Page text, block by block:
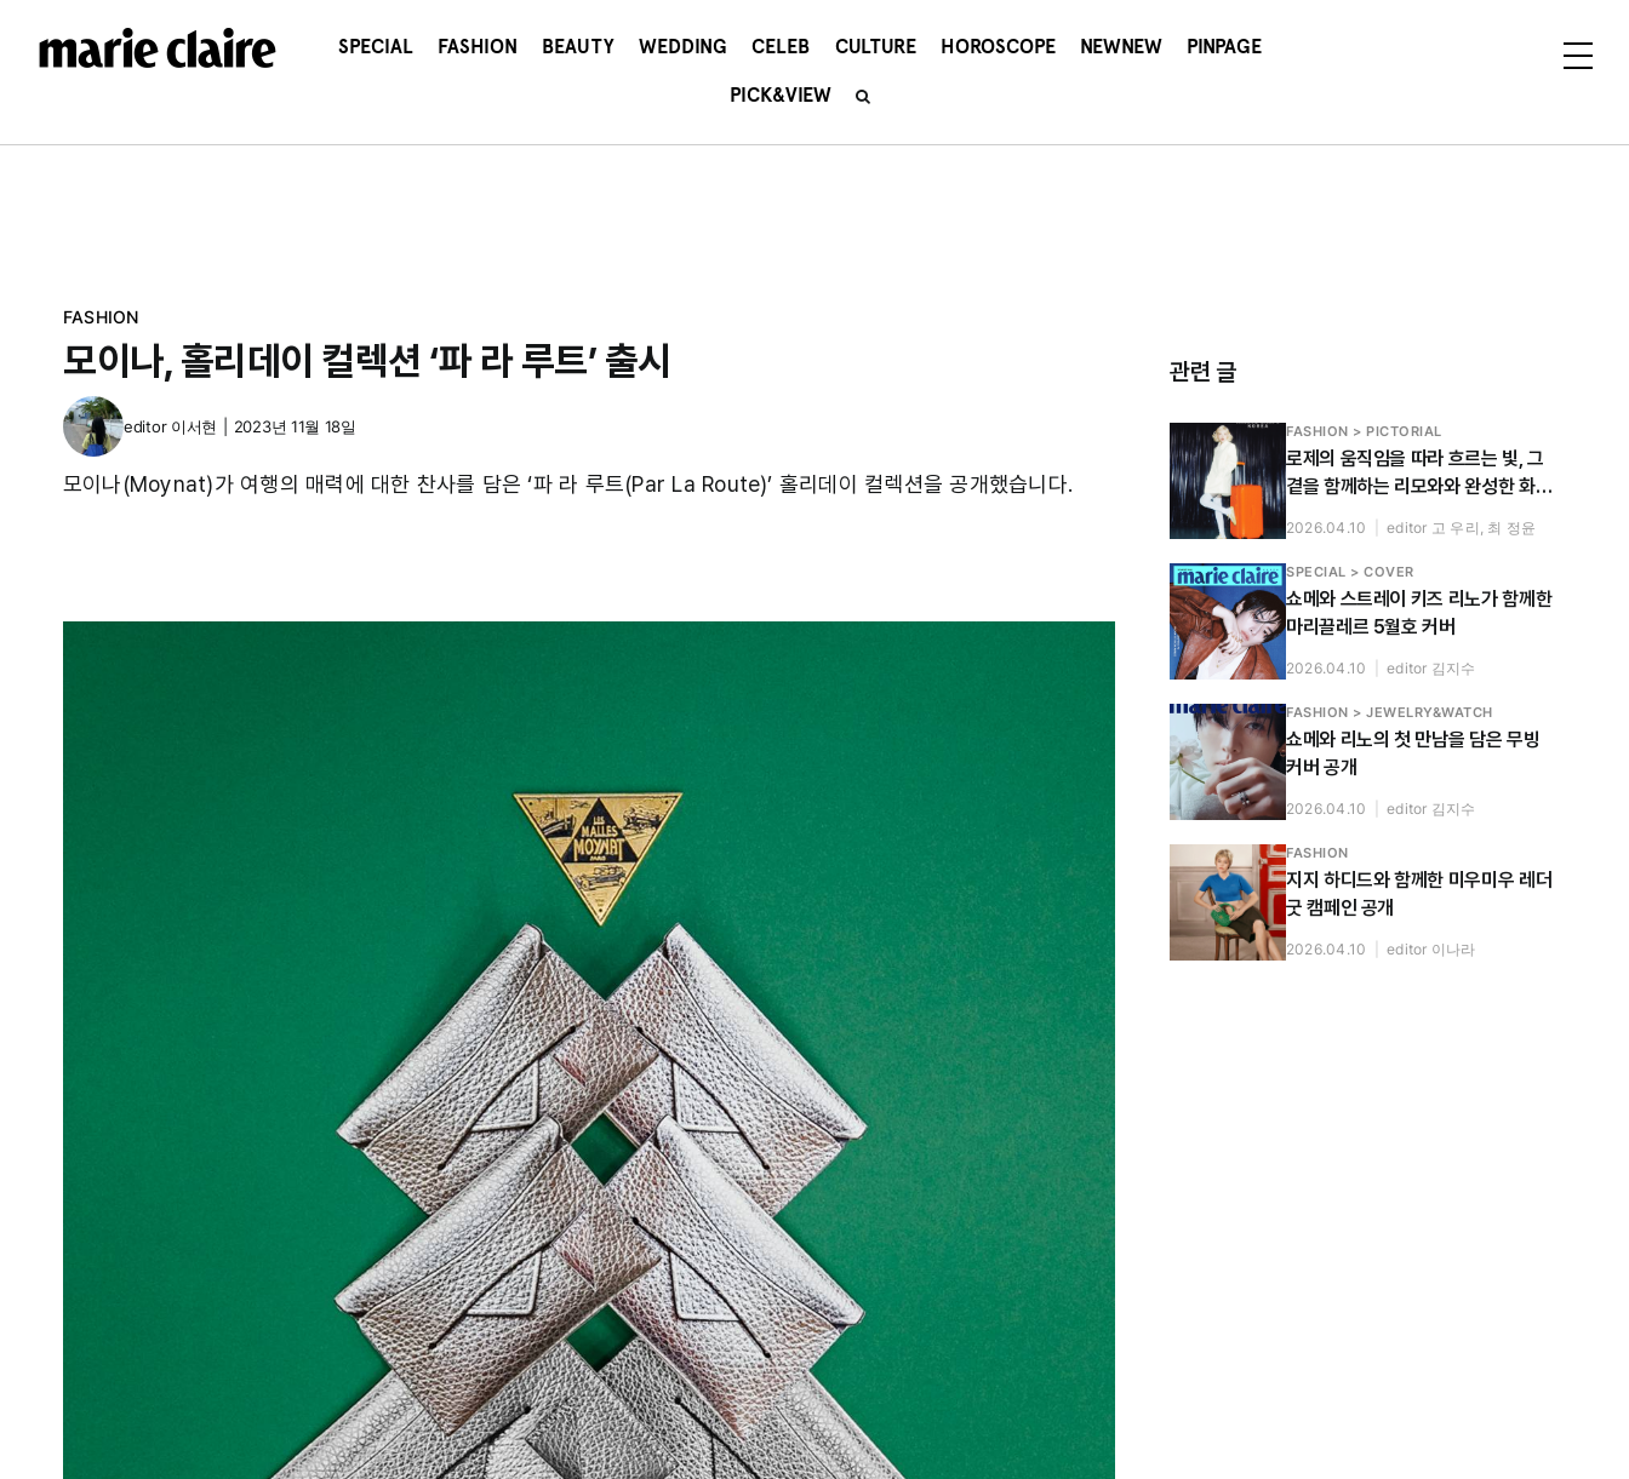
건
SPECIAL FASHION BEAUTY WEDDING CELEB CULTURE HOROSCOPE NEWNEW PINPAGE
PICK&VIEW
FASHION
모이나, 홀리데이 컬렉션 ‘파 라 루트’ 출시
editor 이서현 2023년 11월 18일
모이나(Moynat)가 여행의 매력에 대한 찬사를 담은 ‘파 라 루트(Par La Route)’ 홀리데이 컬렉션을 공개했습니다.
관련 글
FASHION > PICTORIAL
로제의 움직임을 따라 흐르는 빛, 그
곁을 함께하는 리모와와 완성한 화보
2026.04.10 editor 고 우리, 최 정윤
SPECIAL > COVER
쇼메와 스트레이 키즈 리노가 함께한
마리끌레르 5월호 커버
2026.04.10 editor 김지수
FASHION > JEWELRY&WATCH
쇼메와 리노의 첫 만남을 담은 무빙
커버 공개
2026.04.10 editor 김지수
FASHION
지지 하디드와 함께한 미우미우 레더
굿 캠페인 공개
2026.04.10 editor 이나라